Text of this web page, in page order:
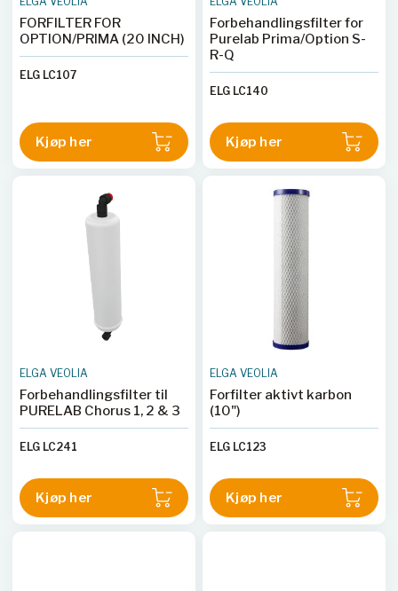
FORFILTER FOR
OPTION/PRIMA (20 INCH)
ELG LC107
Kjøp her
Forbehandlingsfilter for
Purelab Prima/Option S-
R-Q
ELG LC140
Kjøp her
ELGA VEOLIA
Forbehandlingsfilter til
PURELAB Chorus 1, 2 & 3
ELG LC241
Kjøp her
ELGA VEOLIA
Forfilter aktivt karbon
(10")
ELG LC123
Kjøp her